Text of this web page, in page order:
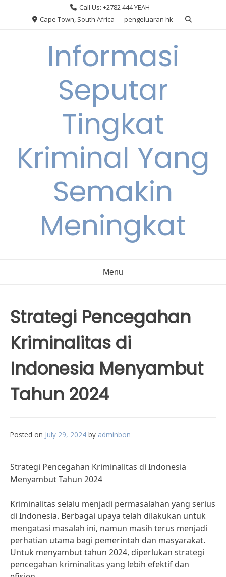
Call Us: +2782 444 YEAH
Cape Town, South Africa
pengeluaran hk
Informasi
Seputar
Tingkat
Kriminal Yang
Semakin
Meningkat
Menu
Strategi Pencegahan
Kriminalitas di
Indonesia Menyambut
Tahun 2024
Posted on July 29, 2024 by adminbon
Strategi Pencegahan Kriminalitas di Indonesia
Menyambut Tahun 2024
Kriminalitas selalu menjadi permasalahan yang serius
di Indonesia. Berbagai upaya telah dilakukan untuk
mengatasi masalah ini, namun masih terus menjadi
perhatian utama bagi pemerintah dan masyarakat.
Untuk menyambut tahun 2024, diperlukan strategi
pencegahan kriminalitas yang lebih efektif dan